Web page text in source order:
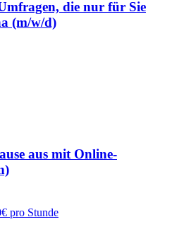
die nur für Sie
(m/w/d)
aus mit Online-
pro Stunde